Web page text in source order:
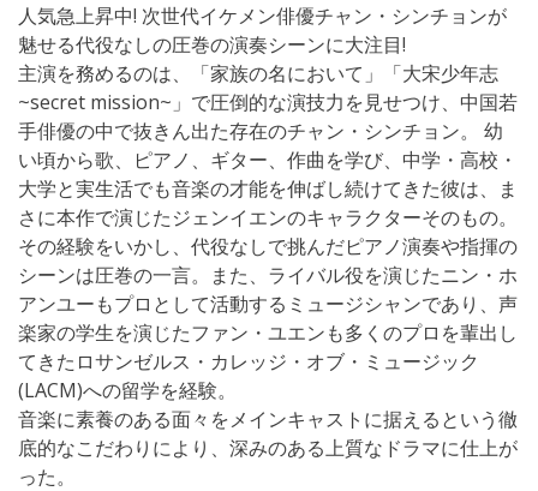
人気急上昇中! 次世代イケメン俳優チャン・シンチョンが
魅せる代役なしの圧巻の演奏シーンに大注目!
主演を務めるのは、「家族の名において」「大宋少年志
~secret mission~」で圧倒的な演技力を見せつけ、中国若
手俳優の中で抜きん出た存在のチャン・シンチョン。 幼
い頃から歌、ピアノ、ギター、作曲を学び、中学・高校・
大学と実生活でも音楽の才能を伸ばし続けてきた彼は、ま
さに本作で演じたジェンイエンのキャラクターそのもの。
その経験をいかし、代役なしで挑んだピアノ演奏や指揮の
シーンは圧巻の一言。また、ライバル役を演じたニン・ホ
アンユーもプロとして活動するミュージシャンであり、声
楽家の学生を演じたファン・ユエンも多くのプロを輩出し
てきたロサンゼルス・カレッジ・オブ・ミュージック
(LACM)への留学を経験。
音楽に素養のある面々をメインキャストに据えるという徹
底的なこだわりにより、深みのある上質なドラマに仕上が
った。